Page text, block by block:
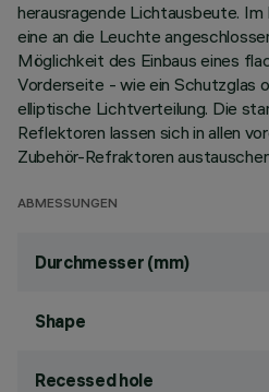
herausragende Lichtausbeute.
eine an die Leuchte
Möglichkeit des Einbaus eines
Vorderseite - wie ein Schutzglas
elliptische Lichtverteilung. Die
Reflektoren lassen sich in allen
Zubehör-Refraktoren
ABMESSUNGEN
Durchmesser (mm)
Shape
Recessed hole